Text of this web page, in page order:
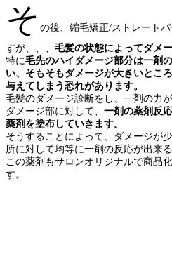
そ の後、縮毛矯正/ストレート
すが、、、 毛髪の状態によってダメ
特に毛先のハイダメージ部分は一剤
い、そもそもダメージが大きいとこ
与えてしまう恐れがあります。
毛髪のダメージ診断をし、一剤の力
ダメージ部に対して、 一剤の薬剤反
薬剤を塗布していきます。
そうすることによって、ダメージが
所に対して均等に一剤の反応が出来
この薬剤もサロンオリジナルで商品
す。